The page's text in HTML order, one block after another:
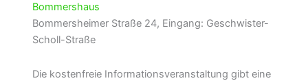
Bommershaus
Bommersheimer Straße 24, Eingang: Geschwister-
Scholl-Straße
Die kostenfreie Informationsveranstaltung gibt eine